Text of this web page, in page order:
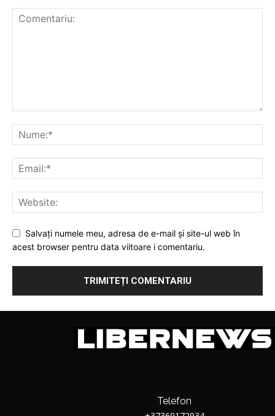
Salvați numele meu, adresa de e-mail și site-ul web în
acest browser pentru data viitoare i comentariu.
Telefon